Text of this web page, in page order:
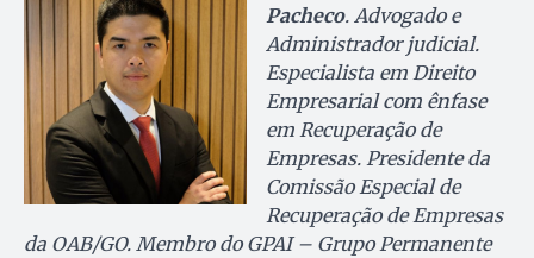
Pacheco. Advogado e
Administrador judicial.
Especialista em Direito
Empresarial com ênfase
em Recuperação de
Empresas. Presidente da
Comissão Especial de
Recuperação de Empresas
da OAB/GO. Membro do GPAI – Grupo Permanente